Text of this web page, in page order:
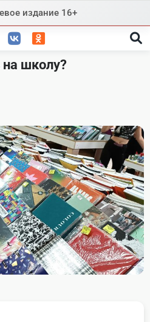
издание 16+
школу?